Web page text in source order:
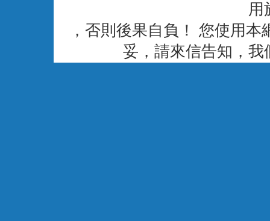
用
，否則後果自負！ 您使用
妥，請來信告知，我